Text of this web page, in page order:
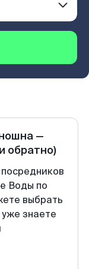
—
обратно)
Воды по
выбрать
знаете